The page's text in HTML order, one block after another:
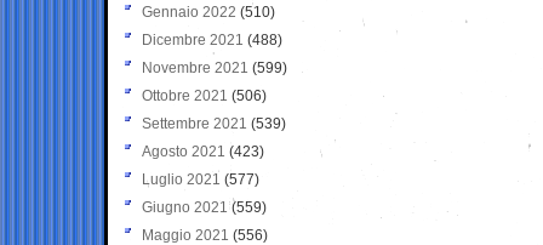
Gennaio 2022 (510)
Dicembre 2021 (488)
Novembre 2021 (599)
Ottobre 2021 (506)
Settembre 2021 (539)
Agosto 2021 (423)
Luglio 2021 (577)
Giugno 2021(559)
Maggio 2021 (556)